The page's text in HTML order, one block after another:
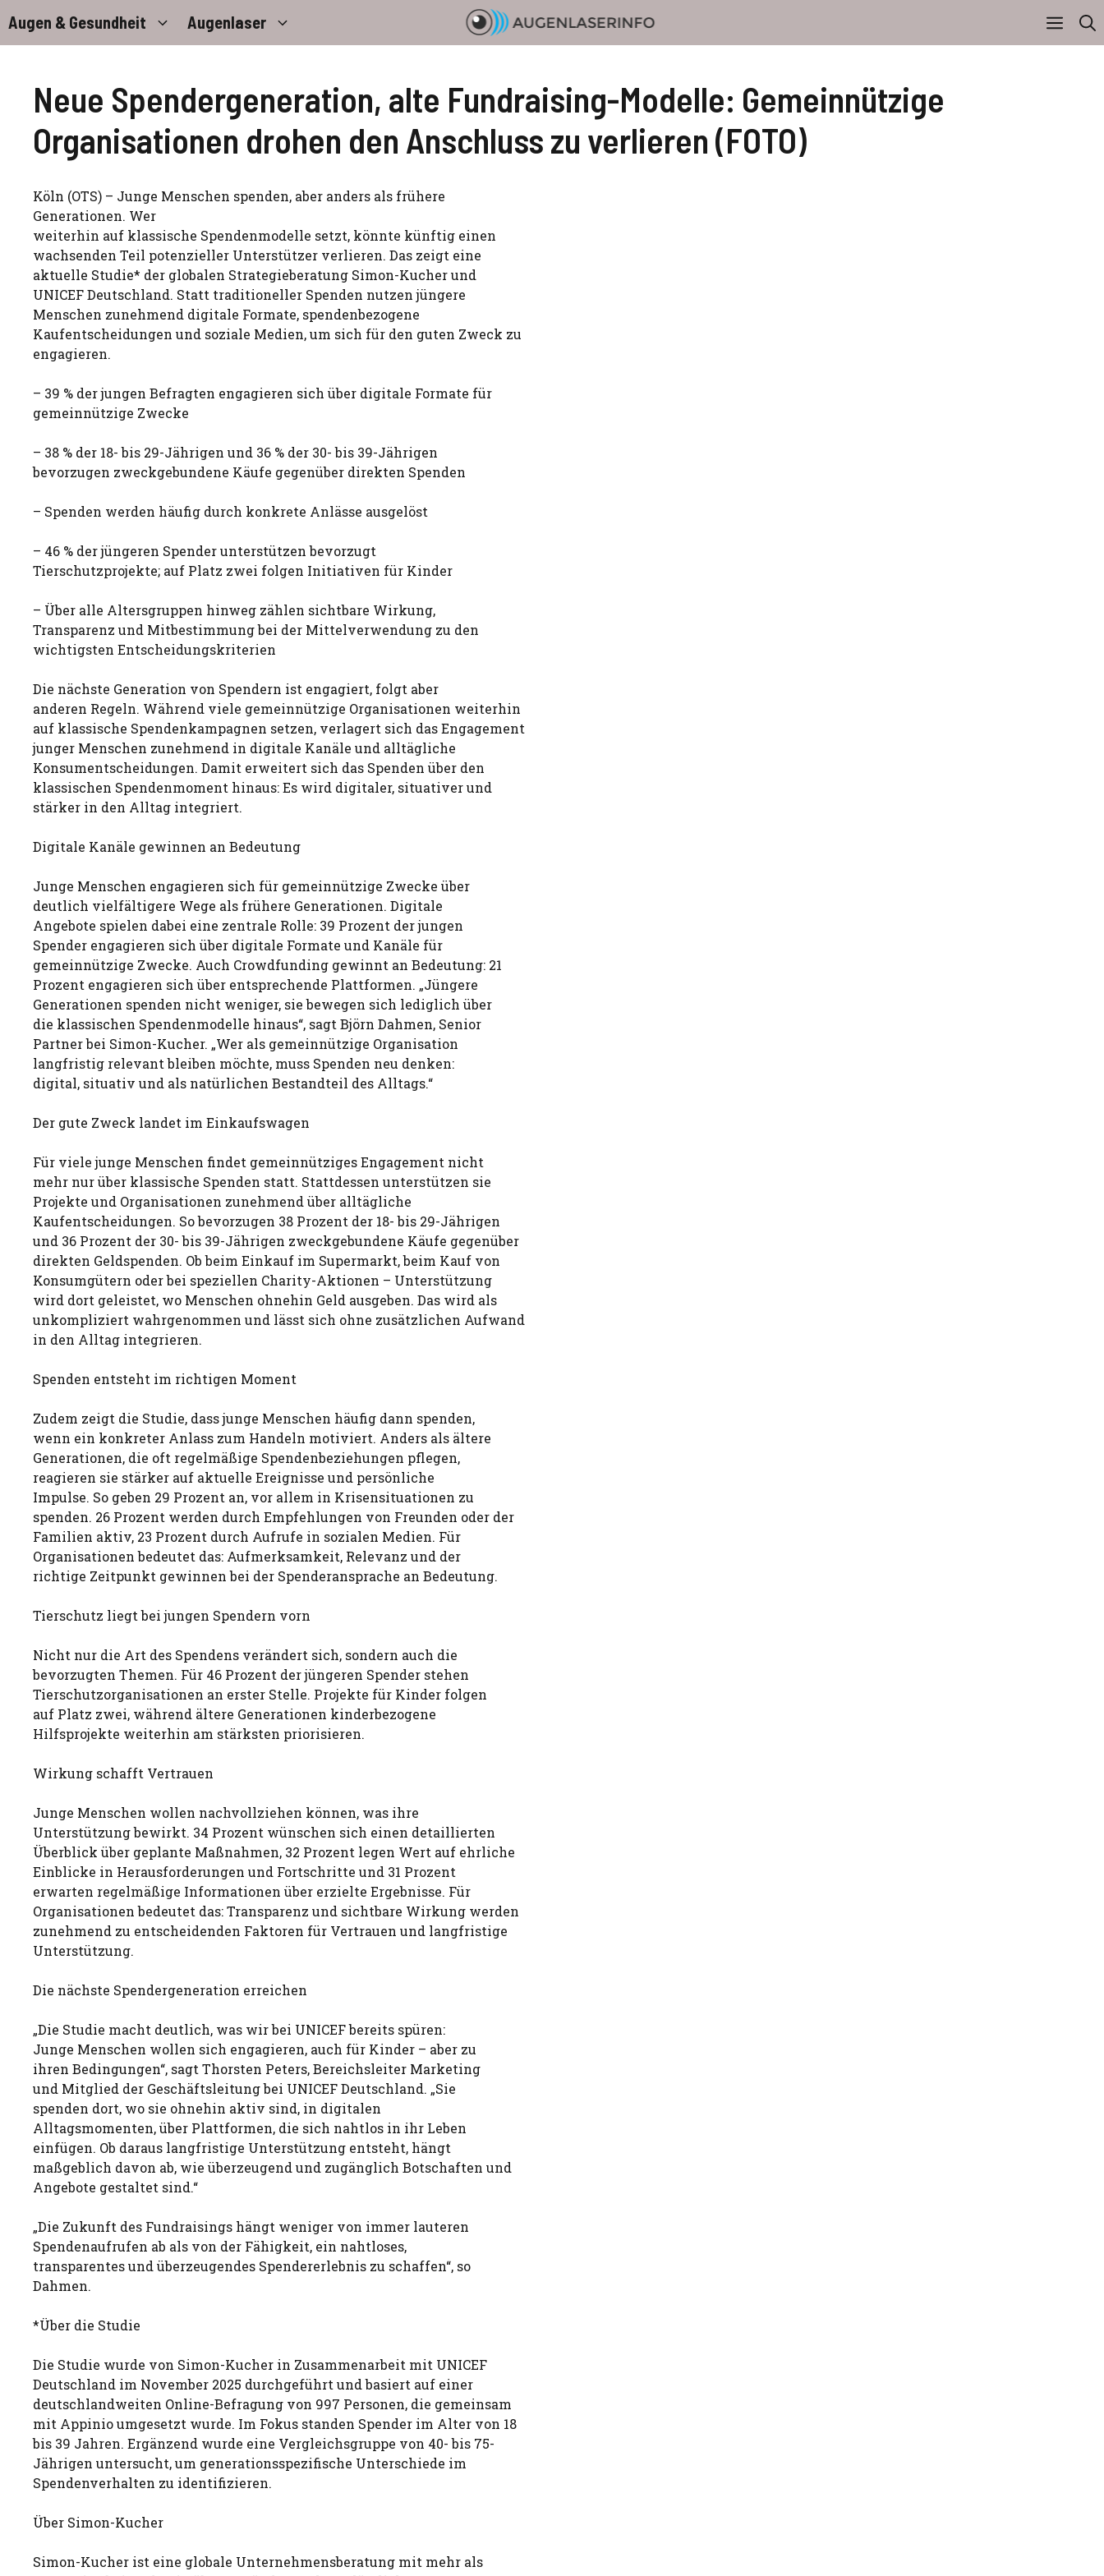
Inhalt
springen
Augen & Gesundheit Augenlaser
Neue Spendergeneration, alte Fundraising-Modelle: Gemeinnützige
Organisationen drohen den Anschluss zu verlieren (FOTO)
Köln (OTS) – Junge Menschen spenden, aber anders als frühere
Generationen. Wer
weiterhin auf klassische Spendenmodelle setzt, könnte künftig einen
wachsenden Teil potenzieller Unterstützer verlieren. Das zeigt eine
aktuelle Studie* der globalen Strategieberatung Simon-Kucher und
UNICEF Deutschland. Statt traditioneller Spenden nutzen jüngere
Menschen zunehmend digitale Formate, spendenbezogene
Kaufentscheidungen und soziale Medien, um sich für den guten Zweck zu
engagieren.
– 39 % der jungen Befragten engagieren sich über digitale Formate für
gemeinnützige Zwecke
– 38 % der 18- bis 29-Jährigen und 36 % der 30- bis 39-Jährigen
bevorzugen zweckgebundene Käufe gegenüber direkten Spenden
– Spenden werden häufig durch konkrete Anlässe ausgelöst
– 46 % der jüngeren Spender unterstützen bevorzugt
Tierschutzprojekte; auf Platz zwei folgen Initiativen für Kinder
– Über alle Altersgruppen hinweg zählen sichtbare Wirkung,
Transparenz und Mitbestimmung bei der Mittelverwendung zu den
wichtigsten Entscheidungskriterien
Die nächste Generation von Spendern ist engagiert, folgt aber
anderen Regeln. Während viele gemeinnützige Organisationen weiterhin
auf klassische Spendenkampagnen setzen, verlagert sich das Engagement
junger Menschen zunehmend in digitale Kanäle und alltägliche
Konsumentscheidungen. Damit erweitert sich das Spenden über den
klassischen Spendenmoment hinaus: Es wird digitaler, situativer und
stärker in den Alltag integriert.
Digitale Kanäle gewinnen an Bedeutung
Junge Menschen engagieren sich für gemeinnützige Zwecke über
deutlich vielfältigere Wege als frühere Generationen. Digitale
Angebote spielen dabei eine zentrale Rolle: 39 Prozent der jungen
Spender engagieren sich über digitale Formate und Kanäle für
gemeinnützige Zwecke. Auch Crowdfunding gewinnt an Bedeutung: 21
Prozent engagieren sich über entsprechende Plattformen. „Jüngere
Generationen spenden nicht weniger, sie bewegen sich lediglich über
die klassischen Spendenmodelle hinaus“, sagt Björn Dahmen, Senior
Partner bei Simon-Kucher. „Wer als gemeinnützige Organisation
langfristig relevant bleiben möchte, muss Spenden neu denken:
digital, situativ und als natürlichen Bestandteil des Alltags.“
Der gute Zweck landet im Einkaufswagen
Für viele junge Menschen findet gemeinnütziges Engagement nicht
mehr nur über klassische Spenden statt. Stattdessen unterstützen sie
Projekte und Organisationen zunehmend über alltägliche
Kaufentscheidungen. So bevorzugen 38 Prozent der 18- bis 29-Jährigen
und 36 Prozent der 30- bis 39-Jährigen zweckgebundene Käufe gegenüber
direkten Geldspenden. Ob beim Einkauf im Supermarkt, beim Kauf von
Konsumgütern oder bei speziellen Charity-Aktionen – Unterstützung
wird dort geleistet, wo Menschen ohnehin Geld ausgeben. Das wird als
unkompliziert wahrgenommen und lässt sich ohne zusätzlichen Aufwand
in den Alltag integrieren.
Spenden entsteht im richtigen Moment
Zudem zeigt die Studie, dass junge Menschen häufig dann spenden,
wenn ein konkreter Anlass zum Handeln motiviert. Anders als ältere
Generationen, die oft regelmäßige Spendenbeziehungen pflegen,
reagieren sie stärker auf aktuelle Ereignisse und persönliche
Impulse. So geben 29 Prozent an, vor allem in Krisensituationen zu
spenden. 26 Prozent werden durch Empfehlungen von Freunden oder der
Familien aktiv, 23 Prozent durch Aufrufe in sozialen Medien. Für
Organisationen bedeutet das: Aufmerksamkeit, Relevanz und der
richtige Zeitpunkt gewinnen bei der Spenderansprache an Bedeutung.
Tierschutz liegt bei jungen Spendern vorn
Nicht nur die Art des Spendens verändert sich, sondern auch die
bevorzugten Themen. Für 46 Prozent der jüngeren Spender stehen
Tierschutzorganisationen an erster Stelle. Projekte für Kinder folgen
auf Platz zwei, während ältere Generationen kinderbezogene
Hilfsprojekte weiterhin am stärksten priorisieren.
Wirkung schafft Vertrauen
Junge Menschen wollen nachvollziehen können, was ihre
Unterstützung bewirkt. 34 Prozent wünschen sich einen detaillierten
Überblick über geplante Maßnahmen, 32 Prozent legen Wert auf ehrliche
Einblicke in Herausforderungen und Fortschritte und 31 Prozent
erwarten regelmäßige Informationen über erzielte Ergebnisse. Für
Organisationen bedeutet das: Transparenz und sichtbare Wirkung werden
zunehmend zu entscheidenden Faktoren für Vertrauen und langfristige
Unterstützung.
Die nächste Spendergeneration erreichen
„Die Studie macht deutlich, was wir bei UNICEF bereits spüren:
Junge Menschen wollen sich engagieren, auch für Kinder – aber zu
ihren Bedingungen“, sagt Thorsten Peters, Bereichsleiter Marketing
und Mitglied der Geschäftsleitung bei UNICEF Deutschland. „Sie
spenden dort, wo sie ohnehin aktiv sind, in digitalen
Alltagsmomenten, über Plattformen, die sich nahtlos in ihr Leben
einfügen. Ob daraus langfristige Unterstützung entsteht, hängt
maßgeblich davon ab, wie überzeugend und zugänglich Botschaften und
Angebote gestaltet sind.“
„Die Zukunft des Fundraisings hängt weniger von immer lauteren
Spendenaufrufen ab als von der Fähigkeit, ein nahtloses,
transparentes und überzeugendes Spendererlebnis zu schaffen“, so
Dahmen.
*Über die Studie
Die Studie wurde von Simon-Kucher in Zusammenarbeit mit UNICEF
Deutschland im November 2025 durchgeführt und basiert auf einer
deutschlandweiten Online-Befragung von 997 Personen, die gemeinsam
mit Appinio umgesetzt wurde. Im Fokus standen Spender im Alter von 18
bis 39 Jahren. Ergänzend wurde eine Vergleichsgruppe von 40- bis 75-
Jährigen untersucht, um generationsspezifische Unterschiede im
Spendenverhalten zu identifizieren.
Über Simon-Kucher
Simon-Kucher ist eine globale Unternehmensberatung mit mehr als